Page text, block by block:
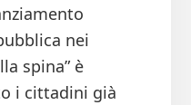
nei
spina” è
i cittadini già